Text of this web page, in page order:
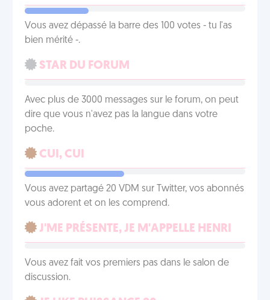
Vous avez dépassé la barre des 100 votes - tu l'as
bien mérité -.
STAR DU FORUM
Avec plus de 3000 messages sur le forum, on peut
dire que vous n'avez pas la langue dans votre
poche.
CUI, CUI
Vous avez partagé 20 VDM sur Twitter, vos abonnés
vous adorent et on les comprend.
J'ME PRÉSENTE, JE M'APPELLE HENRI
Vous avez fait vos premiers pas dans le salon de
discussion.